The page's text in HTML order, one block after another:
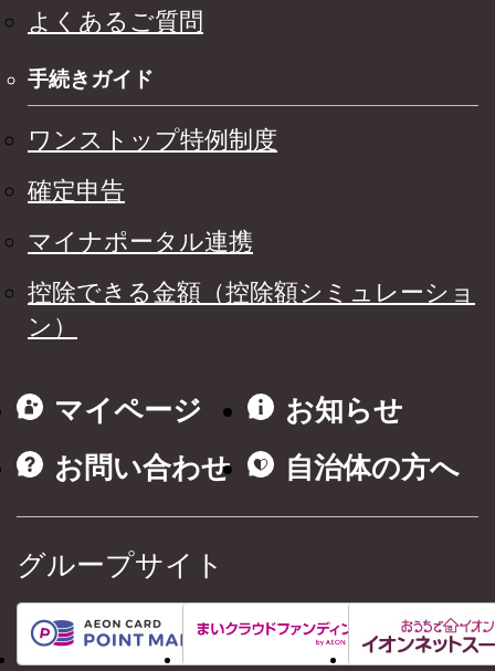
よくあるご質問
手続きガイド
ワンストップ特例制度
確定申告
マイナポータル連携
控除できる金額（控除額シミュレーショ
ン）
マイページ
お知らせ
お問い合わせ
自治体の方へ
グループサイト